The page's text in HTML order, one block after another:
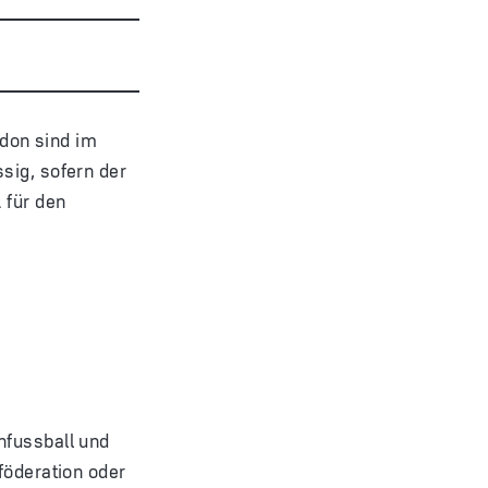
sind im
sofern der
für den
und
oder